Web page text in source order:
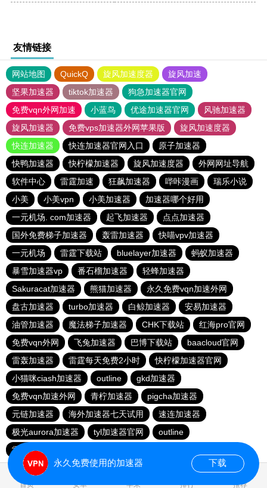
友情链接
网站地图 QuickQ 旋风加速度器
旋风加速
坚果加速器
tiktok加速器
狗急加速器官网
免费vqn外网加速
小蓝鸟 优途加速器官网
风驰加速器
旋风加速器
免费vps加速器外网苹果版
旋风加速度器
快连加速器
快连加速器官网入口
原子加速器
快鸭加速器
快柠檬加速器 旋风加速度器
外网网址导航
软件中心
雷霆加速 狂飙加速器 哔咔漫画
瑞乐小说
小美
小美vpn 小美加速器
加速器哪个好用
一元机场. com加速器
起飞加速器
点点加速器
国外免费梯子加速器
轰雷加速器
快喵vpv加速器
一元机场
雷霆下载站 bluelayer加速器
蚂蚁加速器
暴雪加速器vp
番石榴加速器
轻蜂加速器
Sakuracat加速器
熊猫加速器
永久免费vqn加速外网
盘古加速器
turbo加速器 白鲸加速器
安易加速器
油管加速器
魔法梯子加速器 CHK下载站
红海pro官网
免费vqn外网
飞兔加速器 巴博下载站
baacloud官网
雷轰加速器
雷霆每天免费2小时
快柠檬加速器官网
小猫咪ciash加速器
outline
gkd加速器
免费vqn加速外网
青柠加速器
pigcha加速器
元链加速器
海外加速器七天试用
速连加速器
极光aurora加速器
tyl加速器官网
outline
雷霆加速免费永久
首页 安卓 苹果 排行 推荐
永久免费使用的加速器 下载
0.032733s